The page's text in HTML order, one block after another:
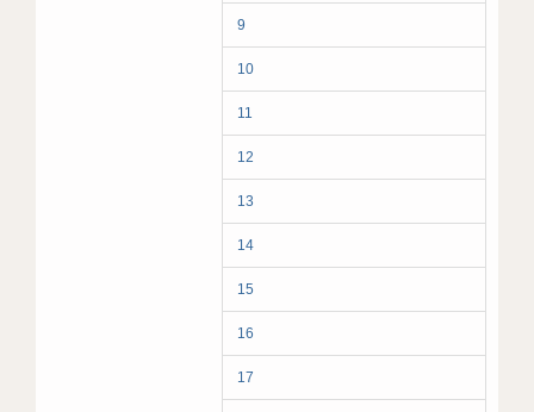
9
10
11
12
13
14
15
16
17